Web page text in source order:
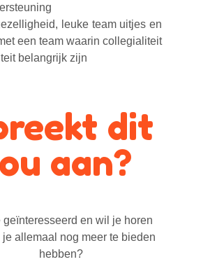
leuke team uitjes en
een team waarin collegialiteit
belangrijk zijn
dit
aan?
geïnteresseerd en wil je horen
allemaal nog meer te bieden
hebben?